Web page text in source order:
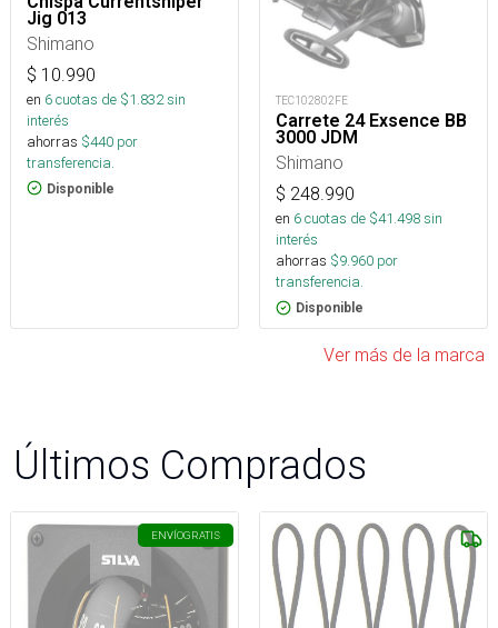
Jig 013
Shimano
$ 10.990
en 6cuotas de $1.832sin
interés
ahorras $440 por
transferencia.
Disponible
TEC102802FE
Carrete 24 Exsence BB
3000 JDM
Shimano
$ 248.990
en 6cuotas de $41.498sin
interés
ahorras $9.960 por
transferencia.
Disponible
Ver más de la marca
Últimos Comprados
ENVÍOGRATIS